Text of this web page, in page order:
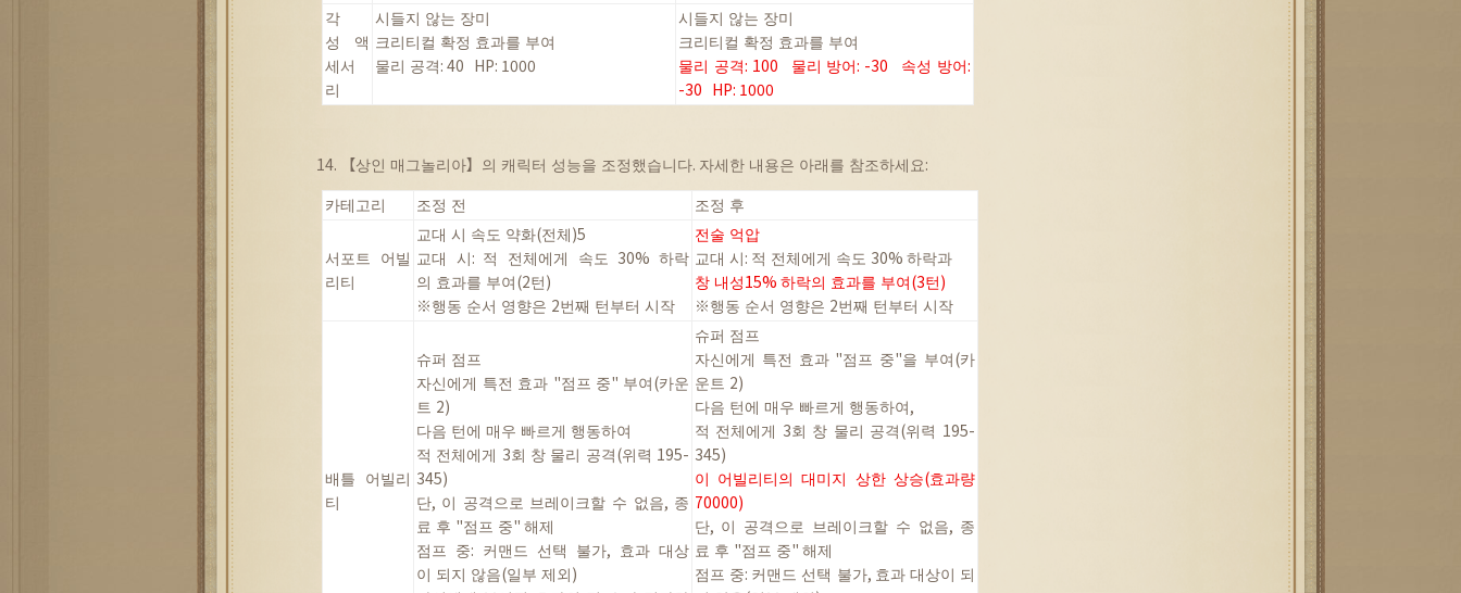
각
성
액
세서
리
시들지 않는 장미
크리티컬 확정 효과를 부여
물리 공격: 40 HP: 1000
시들지 않는 장미
크리티컬 확정 효과를 부여
물리 공격: 100 물리 방어: -30 속성 방어:
-30 HP: 1000
14. 【상인 매그놀리아】 의 캐릭터 성능을 조정했습니다. 자세한 내용은 아래를 참조하세요:
카테고리
조정 전 조정 후
서포트 어빌
리티
교대 시 속도 약화(전체)5
교대 시: 적 전체에게 속도 30% 하락
의 효과를 부여(2턴)
※행동 순서 영향은 2번째 턴부터 시작
전술 억압
교대 시: 적 전체에게 속도 30% 하락과
창 내성15% 하락의 효과를 부여(3턴)
※행동 순서 영향은 2번째 턴부터 시작
배틀 어빌리
티
슈퍼 점프
자신에게 특전 효과 "점프 중" 부여(카운
트 2)
다음 턴에 매우 빠르게 행동하여
적 전체에게 3회 창 물리 공격(위력 195-
345)
단, 이 공격으로 브레이크할 수 없음, 종
료 후 "점프 중" 해제
점프 중: 커맨드 선택 불가, 효과 대상
이 되지 않음(일부 제외)
슈퍼 점프
자신에게 특전 효과 "점프 중"을 부여(카
운트 2)
다음 턴에 매우 빠르게 행동하여,
적 전체에게 3회 창 물리 공격(위력 195-
345)
이 어빌리티의 대미지 상한 상승(효과량
70000)
단, 이 공격으로 브레이크할 수 없음, 종
료 후 "점프 중" 해제
점프 중: 커맨드 선택 불가, 효과 대상이 되